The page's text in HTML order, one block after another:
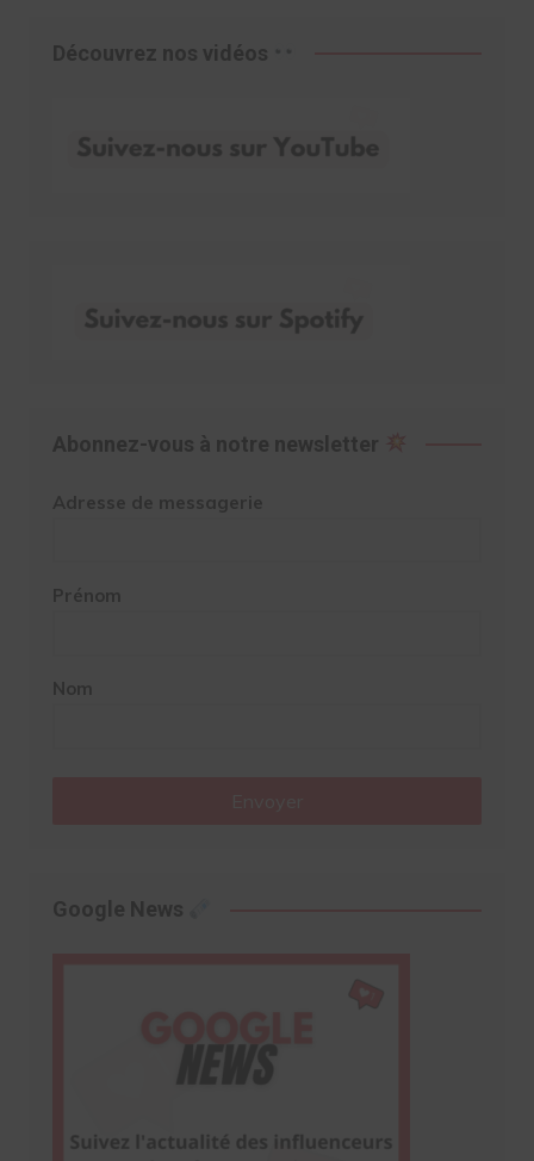
Découvrez nos vidéos
Abonnez-vous à notre newsletter
Adresse de messagerie
Prénom
Nom
Google News